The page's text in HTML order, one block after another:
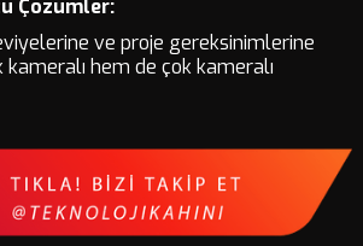
Çözümler:
ve proje gereksinimlerine
hem de çok kameralı